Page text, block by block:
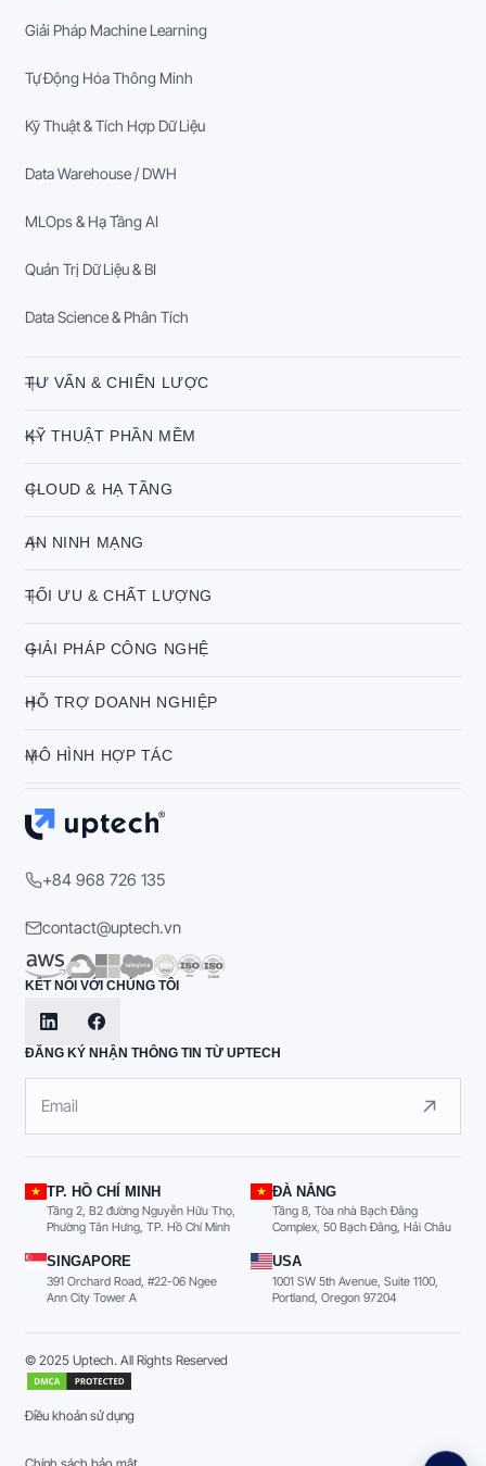
Giải Pháp Machine Learning
Tự Động Hóa Thông Minh
Kỹ Thuật & Tích Hợp Dữ Liệu
Data Warehouse / DWH
MLOps & Hạ Tầng AI
Quản Trị Dữ Liệu & BI
Data Science & Phân Tích
TƯ VẤN & CHIẾN LƯỢC
KỸ THUẬT PHẦN MỀM
CLOUD & HẠ TẦNG
AN NINH MẠNG
TỐI ƯU & CHẤT LƯỢNG
GIẢI PHÁP CÔNG NGHỆ
HỖ TRỢ DOANH NGHIỆP
MÔ HÌNH HỢP TÁC
+84 968 726 135
contact@uptech.vn
KẾT NỐI VỚI CHÚNG TÔI
ĐĂNG KÝ NHẬN THÔNG TIN TỪ UPTECH
TP. HỒ CHÍ MINH
Tầng 2, B2 đường Nguyễn Hữu Thọ,
Phường Tân Hưng, TP. Hồ Chí Minh
ĐÀ NẴNG
Tầng 8, Tòa nhà Bạch Đằng
Complex, 50 Bạch Đằng, Hải Châu
SINGAPORE
391 Orchard Road, #22-06 Ngee
Ann City Tower A
USA
1001 SW 5th Avenue, Suite 1100,
Portland, Oregon 97204
© 2025 Uptech. All Rights Reserved
Điều khoản sử dụng